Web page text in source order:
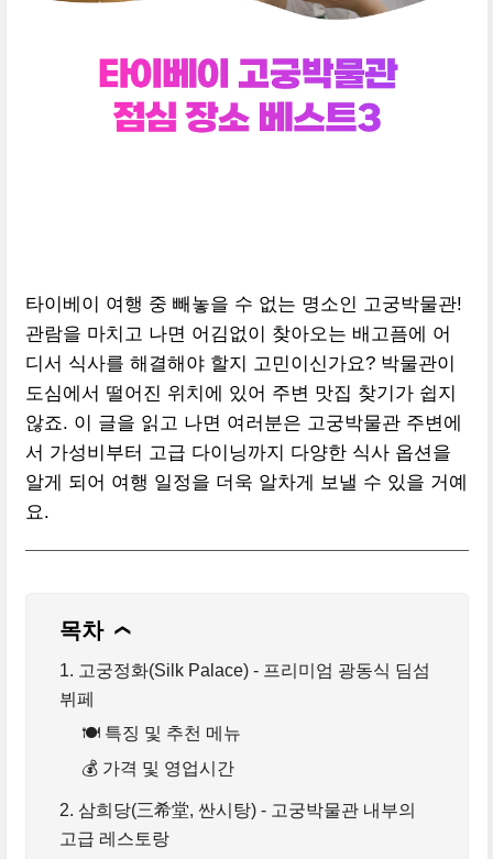
타이베이 여행 중 빼놓을 수 없는 명소인 고궁박물관!
관람을 마치고 나면 어김없이 찾아오는 배고픔에 어
디서 식사를 해결해야 할지 고민이신가요? 박물관이
도심에서 떨어진 위치에 있어 주변 맛집 찾기가 쉽지
않죠. 이 글을 읽고 나면 여러분은 고궁박물관 주변에
서 가성비부터 고급 다이닝까지 다양한 식사 옵션을
알게 되어 여행 일정을 더욱 알차게 보낼 수 있을 거예
요.
목차 ❯
1. 고궁정화(Silk Palace) - 프리미엄 광동식 딤섬
뷔페
🍽️ 특징 및 추천 메뉴
💰 가격 및 영업시간
2. 삼희당(三希堂, 싼시탕) - 고궁박물관 내부의
고급 레스토랑